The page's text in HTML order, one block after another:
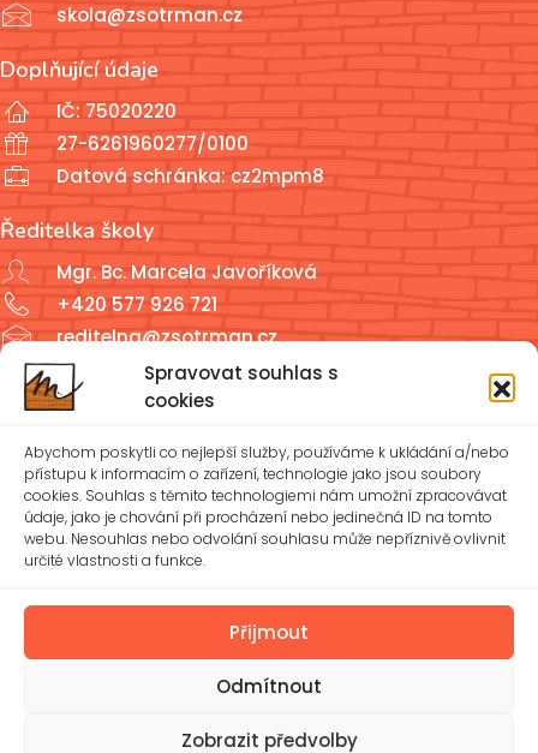
Spravovat souhlas s
cookies
Abychom poskytli co nejlepší služby, používáme k ukládání a/nebo
přístupu k informacím o zařízení, technologie jako jsou soubory
cookies. Souhlas s těmito technologiemi nám umožní zpracovávat
údaje, jako je chování při procházení nebo jedinečná ID na tomto
webu. Nesouhlas nebo odvolání souhlasu může nepříznivě ovlivnit
určité vlastnosti a funkce.
Přijmout
Odmítnout
Zobrazit předvolby
skola@zsotrman.cz
Doplňující údaje
IČ: 75020220
27-6261960277/0100
Datová schránka: cz2mpm8
Ředitelka školy
Mgr. Bc. Marcela Javoříková
+420 577 926 721
reditelna@zsotrman.cz
Školní jídelna a školní družina
ŠD: +420 577 926 720
reditelna@zsotrman.cz
Zásady cookies (EU)
Ochrana osobních údajů – GDPR
Spravovat souhlas Prohlášení o přístupnosti
© 2026 Základní škola Mánesova Otrokovice, příspěvková